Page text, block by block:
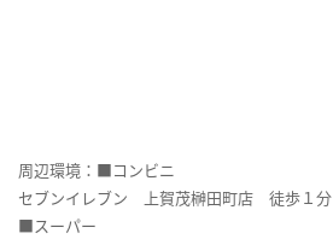
周辺環境：■コンビニ
セブンイレブン 上賀茂榊田町店 徒歩１分
■スーパー